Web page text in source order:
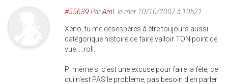
#55639 ParAmL le mer 10/10/2007 à 10h21
Xeno, tu me désespères à être toujours aussi
catégorique histoire de faire valloir TON point de
vue... :roll:
Pi même si c'est une excuse pour faire la fête, ce
qui n'est PAS le problème, pas besoin d'en parler